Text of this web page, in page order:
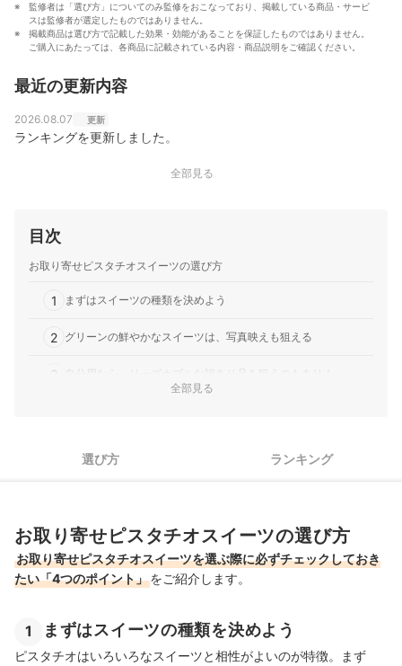
監修者は「選び方」についてのみ監修をおこなっており、掲載している商品・サービ
スは監修者が選定したものではありません。
掲載商品は選び方で記載した効果・効能があることを保証したものではありません。
ご購入にあたっては、各商品に記載されている内容・商品説明をご確認ください。
最近の更新内容
2026.08.07 更新
ランキングを更新しました。
全部見る
目次
お取り寄せピスタチオスイーツの選び方
1 まずはスイーツの種類を決めよう
2 グリーンの鮮やかなスイーツは、写真映えも狙える
3 自分用なら、リーズナブルな訳あり品を狙うのもあり！
お取り寄せピスタチオスイーツの売れ筋ランキングもチェック！
全部見る
選び方 ランキング
お取り寄せピスタチオスイーツの選び方
お取り寄せピスタチオスイーツを選ぶ際に必ずチェックしておき
たい「4つのポイント」をご紹介します。
1 まずはスイーツの種類を決めよう
ピスタチオはいろいろなスイーツと相性がよいのが特徴。まず